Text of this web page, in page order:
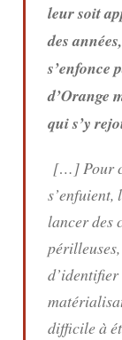
leur soit
des
s’enfonce
d’Orange
qui s’y
[…] Pour
s’enfuient,
lancer des
difficile à